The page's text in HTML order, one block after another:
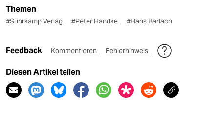
Themen
#Suhrkamp Verlag #Peter Handke #Hans Barlach
Feedback Kommentieren Fehlerhinweis
Diesen Artikel teilen